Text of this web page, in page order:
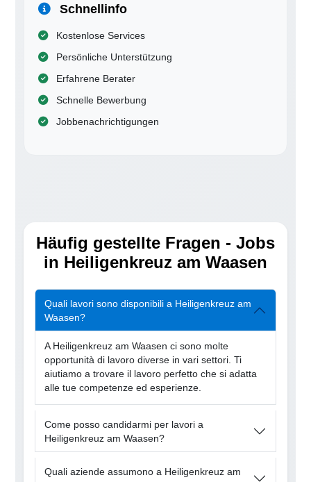
Schnellinfo
Kostenlose Services
Persönliche Unterstützung
Erfahrene Berater
Schnelle Bewerbung
Jobbenachrichtigungen
Häufig gestellte Fragen - Jobs
in Heiligenkreuz am Waasen
Quali lavori sono disponibili a Heiligenkreuz am
Waasen?
A Heiligenkreuz am Waasen ci sono molte
opportunità di lavoro diverse in vari settori. Ti
aiutiamo a trovare il lavoro perfetto che si adatta
alle tue competenze ed esperienze.
Come posso candidarmi per lavori a
Heiligenkreuz am Waasen?
Quali aziende assumono a Heiligenkreuz am